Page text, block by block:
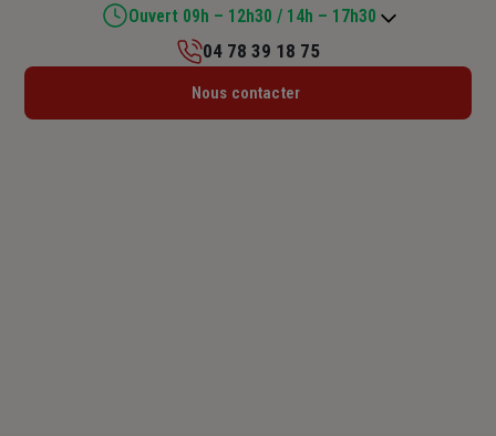
Ouvert 09h – 12h30 / 14h – 17h30
Lundi : 09h – 12h30 / 14h – 18h
04 78 39 18 75
Nous contacter